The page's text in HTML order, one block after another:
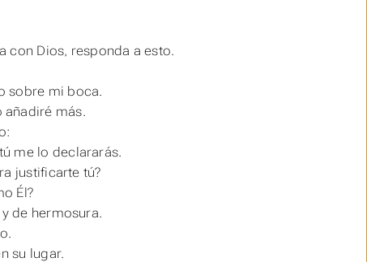
con Dios, responda a esto.
sobre mi boca.
añadiré más.
me lo declararás.
justificarte tú?
Él?
de hermosura.
su lugar.